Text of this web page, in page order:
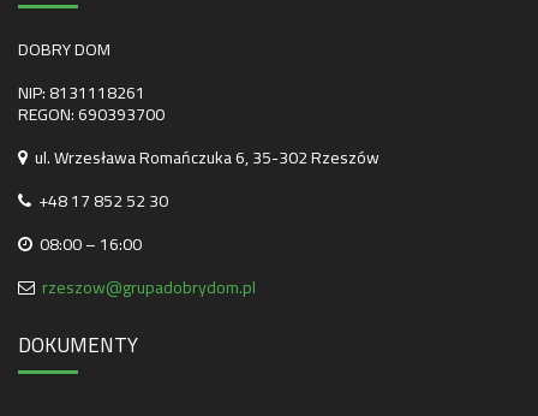
DOBRY DOM
NIP: 8131118261
REGON: 690393700
ul. Wrzesława Romańczuka 6, 35-302 Rzeszów
+48 17 852 52 30
08:00 – 16:00
rzeszow@grupadobrydom.pl
DOKUMENTY